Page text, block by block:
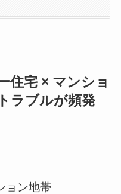
住宅 × マンショ
ラブルが頻発
ョン地帯